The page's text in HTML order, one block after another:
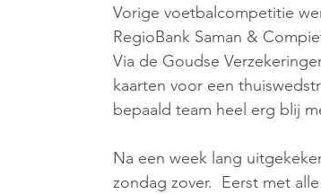
Vorige voetbalcompetitie
RegioBank Saman &
Via de Goudse
kaarten voor een
bepaald team heel erg blij
Na een week lang
zondag zover.  Eerst met